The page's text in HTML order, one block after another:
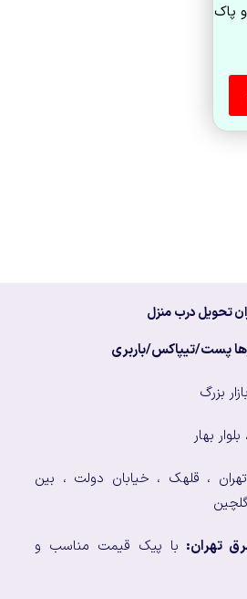
و پاک
تحویل درب منزل
پست/تیپاکس/باربری
بزرگ
بهار
، قلهک ، خیابان دولت ، بین
تهران: با پیک قیمت مناسب و